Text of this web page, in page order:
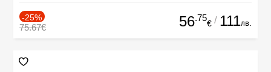
-25%
75.67€ 56.75
€ / 111лв.